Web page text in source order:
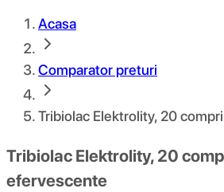
Acasa
Comparator preturi
Tribiolac Elektrolity, 20
Tribiolac Elektrolity, 20
efervescente